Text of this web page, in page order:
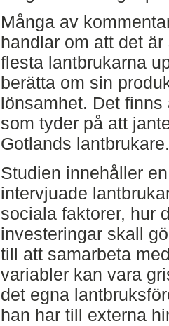
Många av
handlar om att det
flesta lantbrukarna
berätta om sin
lönsamhet. Det
som tyder på att
Gotlands lantbrukare.
Studien innehåller
intervjuade
sociala faktorer, hur
investeringar skall
till att samarbeta
variabler kan vara
det egna
han har till externa